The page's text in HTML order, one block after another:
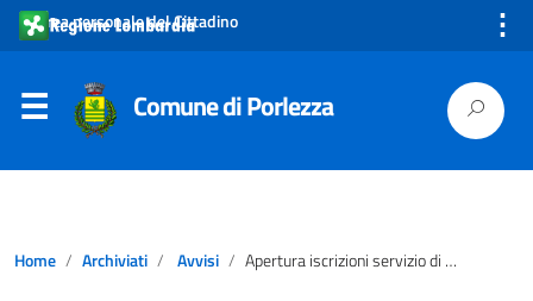
Area personale del Cittadino ⋮
Comune di Porlezza
Home Archiviati Avvisi Apertura iscrizioni servizio di trasporto scolastico 2021/2022